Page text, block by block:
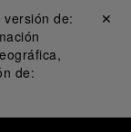
de:
de:
Cerrar ✕